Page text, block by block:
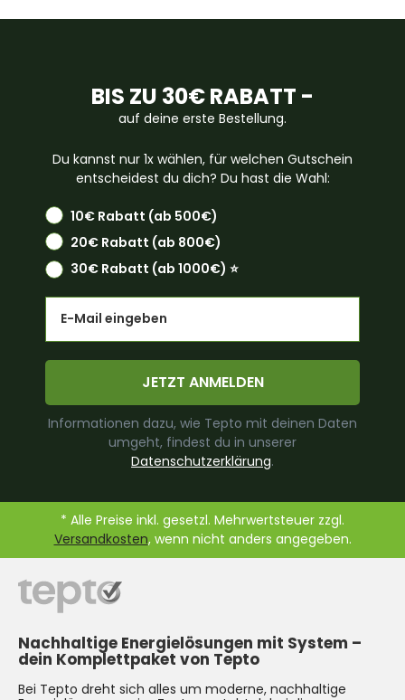
BIS ZU 30€ RABATT -
auf deine erste Bestellung.
Du kannst nur 1x wählen, für welchen Gutschein
entscheidest du dich? Du hast die Wahl:
10€ Rabatt (ab 500€)
20€ Rabatt (ab 800€)
30€ Rabatt (ab 1000€) ⭐️
JETZT ANMELDEN
Informationen dazu, wie Tepto mit deinen Daten
umgeht, findest du in unserer
Datenschutzerklärung.
* Alle Preise inkl. gesetzl. Mehrwertsteuer zzgl.
Versandkosten, wenn nicht anders angegeben.
Nachhaltige Energielösungen mit System –
dein Komplettpaket von Tepto
Bei Tepto dreht sich alles um moderne, nachhaltige